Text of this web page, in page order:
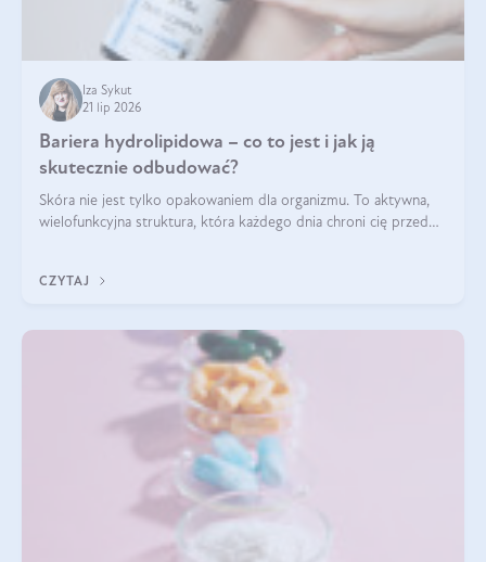
Iza Sykut
21 lip 2026
Bariera hydrolipidowa – co to jest i jak ją
skutecznie odbudować?
Skóra nie jest tylko opakowaniem dla organizmu. To aktywna,
wielofunkcyjna struktura, która każdego dnia chroni cię przed
bariera hydrolipidowa.
CZYTAJ